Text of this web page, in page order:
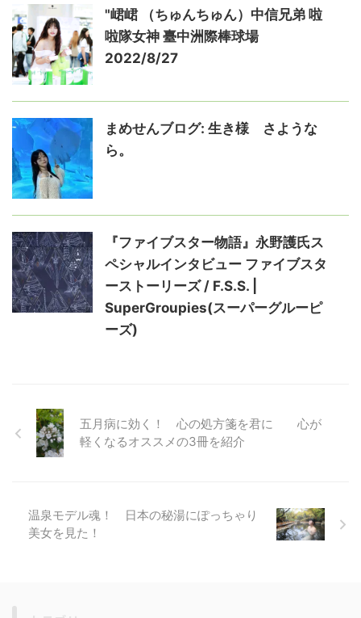
"峮峮 （ちゅんちゅん）中信兄弟 啦
啦隊女神 臺中洲際棒球場
2022/8/27
まめせんブログ: 生き様 さような
ら。
『ファイブスター物語』永野護氏ス
ペシャルインタビュー ファイブスタ
ーストーリーズ / F.S.S. |
SuperGroupies(スーパーグルーピ
ーズ)
五月病に効く！ 心の処方箋を君に 心が
軽くなるオススメの3冊を紹介
温泉モデル魂！ 日本の秘湯にぽっちゃり
美女を見た！